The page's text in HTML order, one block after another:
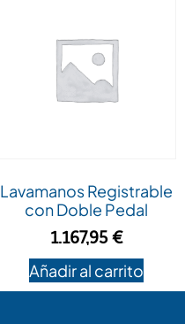
Lavamanos Registrable
con Doble Pedal
1.167,95€
Añadir al carrito